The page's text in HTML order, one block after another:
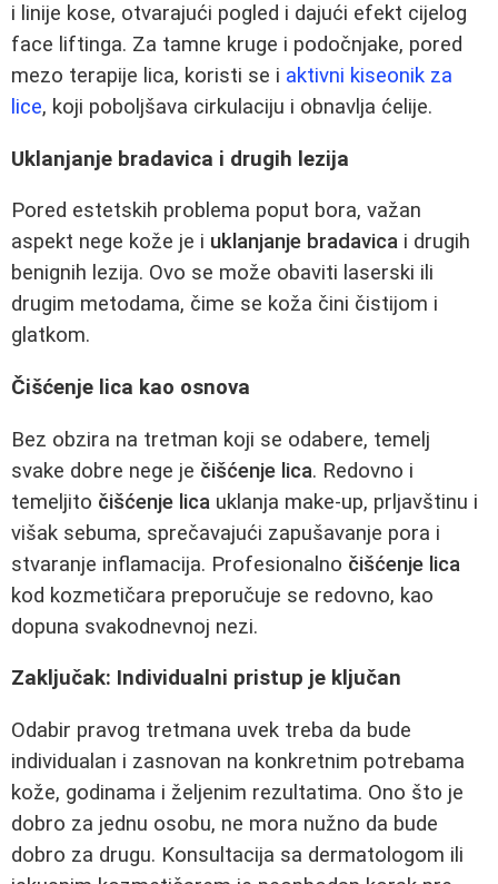
i linije kose, otvarajući pogled i dajući efekt cijelog
face liftinga. Za tamne kruge i podočnjake, pored
mezo terapije lica, koristi se i aktivni kiseonik za
lice, koji poboljšava cirkulaciju i obnavlja ćelije.
Uklanjanje bradavica i drugih lezija
Pored estetskih problema poput bora, važan
aspekt nege kože je i uklanjanje bradavica i drugih
benignih lezija. Ovo se može obaviti laserski ili
drugim metodama, čime se koža čini čistijom i
glatkom.
Čišćenje lica kao osnova
Bez obzira na tretman koji se odabere, temelj
svake dobre nege je čišćenje lica. Redovno i
temeljito čišćenje lica uklanja make-up, prljavštinu i
višak sebuma, sprečavajući zapušavanje pora i
stvaranje inflamacija. Profesionalno čišćenje lica
kod kozmetičara preporučuje se redovno, kao
dopuna svakodnevnoj nezi.
Zaključak: Individualni pristup je ključan
Odabir pravog tretmana uvek treba da bude
individualan i zasnovan na konkretnim potrebama
kože, godinama i željenim rezultatima. Ono što je
dobro za jednu osobu, ne mora nužno da bude
dobro za drugu. Konsultacija sa dermatologom ili